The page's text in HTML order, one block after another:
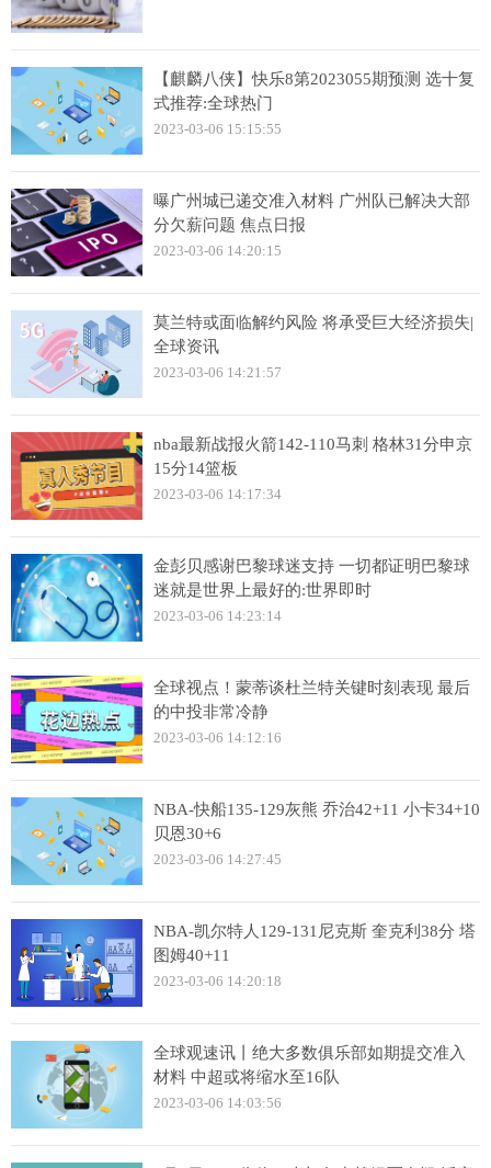
【麒麟八侠】快乐8第2023055期预测 选十复
式推荐:全球热门
2023-03-06 15:15:55
曝广州城已递交准入材料 广州队已解决大部
分欠薪问题 焦点日报
2023-03-06 14:20:15
莫兰特或面临解约风险 将承受巨大经济损失|
全球资讯
2023-03-06 14:21:57
nba最新战报火箭142-110马刺 格林31分申京
15分14篮板
2023-03-06 14:17:34
金彭贝感谢巴黎球迷支持 一切都证明巴黎球
迷就是世界上最好的:世界即时
2023-03-06 14:23:14
全球视点！蒙蒂谈杜兰特关键时刻表现 最后
的中投非常冷静
2023-03-06 14:12:16
NBA-快船135-129灰熊 乔治42+11 小卡34+10
贝恩30+6
2023-03-06 14:27:45
NBA-凯尔特人129-131尼克斯 奎克利38分 塔
图姆40+11
2023-03-06 14:20:18
全球观速讯丨绝大多数俱乐部如期提交准入
材料 中超或将缩水至16队
2023-03-06 14:03:56